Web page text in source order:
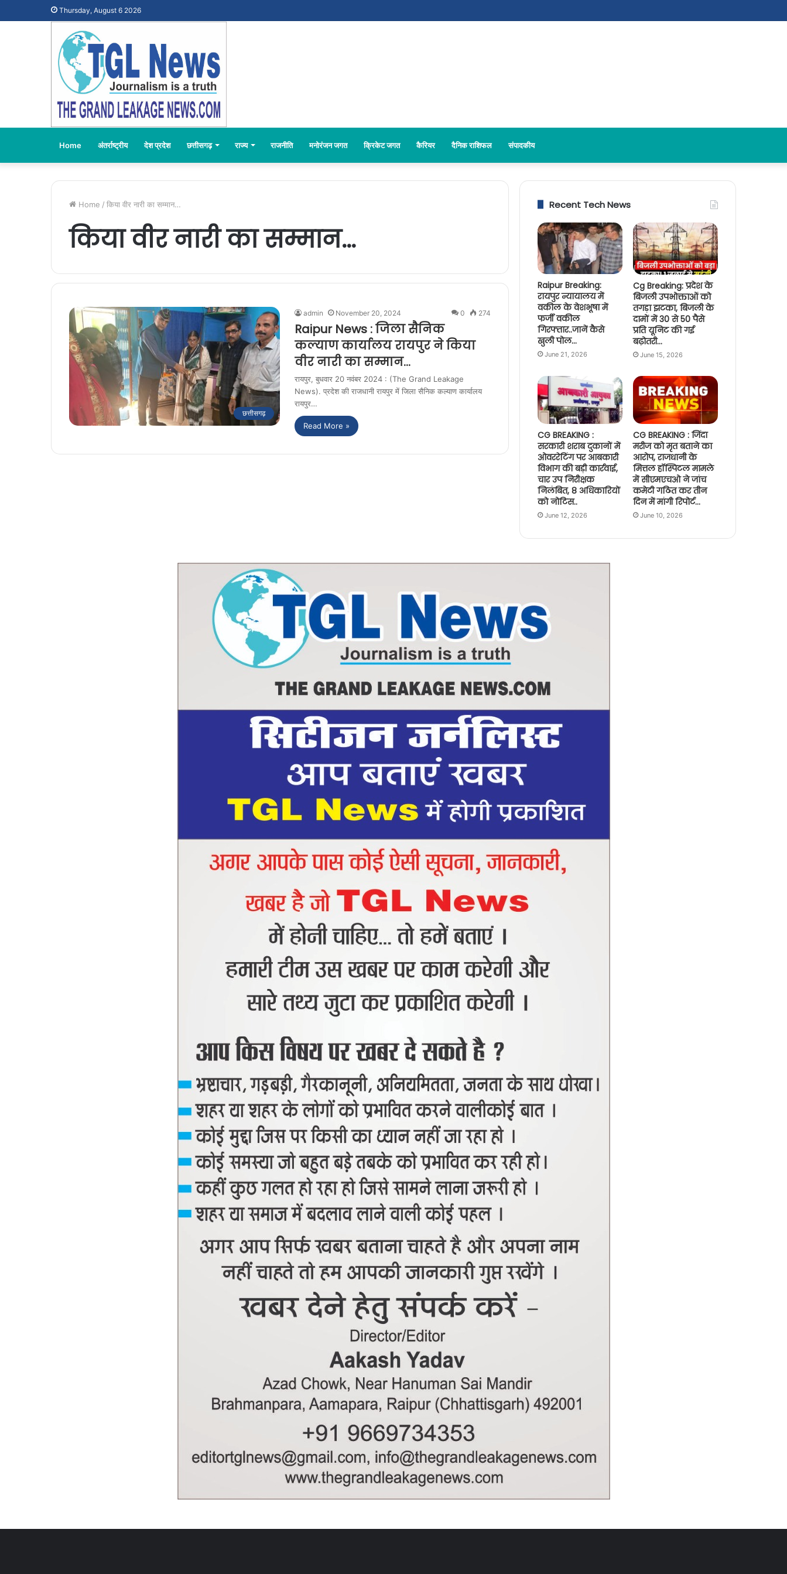
Thursday, August 6 2026
Home अंतर्राष्ट्रीय देश प्रदेश छत्तीसगढ़ राज्य राजनीति मनोरंजन जगत क्रिकेट जगत कैरियर दैनिक राशिफल संपादकीय
Home / किया वीर नारी का सम्मान…
किया वीर नारी का सम्मान…
छत्तीसगढ़
admin November 20, 2024 0 274
Raipur News : जिला सैनिक
कल्याण कार्यालय रायपुर ने किया
वीर नारी का सम्मान…
रायपुर, बुधवार 20 नवंबर 2024 : (The Grand Leakage
News). प्रदेश की राजधानी रायपुर में जिला सैनिक कल्याण कार्यालय
रायपुर…
Read More »
Recent Tech News
Raipur Breaking:
रायपुर न्यायालय में
वकील के वेशभूषा में
फर्जी वकील
गिरफ्तार..जानें कैसे
खुली पोल…
June 21, 2026
Cg Breaking: प्रदेश के
बिजली उपभोक्ताओं को
तगड़ा झटका, बिजली के
दामों में 30 से 50 पैसे
प्रति यूनिट की गई
बढ़ोतरी…
June 15, 2026
CG BREAKING :
सरकारी शराब दुकानों में
ओवररेटिंग पर आबकारी
विभाग की बड़ी कार्रवाई,
चार उप निरीक्षक
निलंबित, 8 अधिकारियों
को नोटिस..
June 12, 2026
CG BREAKING : जिंदा
मरीज को मृत बताने का
आरोप, राजधानी के
मित्तल हॉस्पिटल मामले
में सीएमएचओ ने जांच
कमेटी गठित कर तीन
दिन में मांगी रिपोर्ट…
June 10, 2026